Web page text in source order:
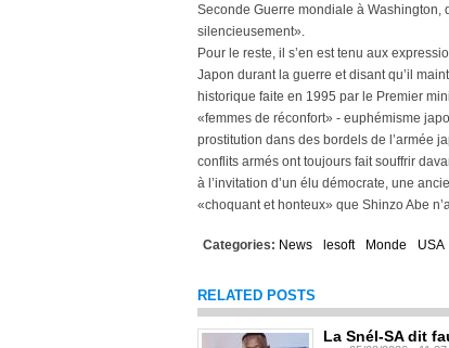
Seconde Guerre mondiale à Washington,
silencieusement».
Pour le reste, il s’en est tenu aux
Japon durant la guerre et disant qu’il
historique faite en 1995 par le Premier
«femmes de réconfort» - euphémisme
prostitution dans des bordels de l’armée
conflits armés ont toujours fait souffrir
à l’invitation d’un élu démocrate, une
«choquant et honteux» que Shinzo Abe
Categories: News lesoft Monde USA
RELATED POSTS
La Snél-SA dit